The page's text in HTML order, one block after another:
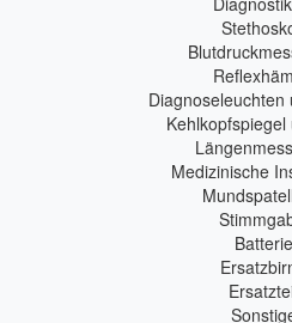
Kehlkopfspiegel
Medizinische